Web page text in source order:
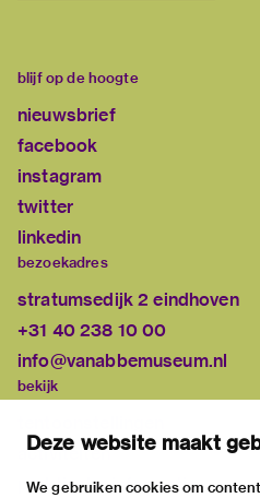
Deze website maakt
We gebruiken cookies om
blijf op de hoogte
nieuwsbrief
facebook
instagram
twitter
linkedin
bezoekadres
stratumsedijk 2 eindhoven
+31 40 238 10 00
info@vanabbemuseum.nl
bekijk
activiteiten
praktische informatie